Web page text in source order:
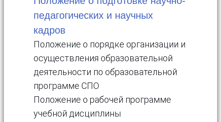
педагогических и научных
кадров
Положение о порядке организации и
осуществления образовательной
деятельности по образовательной
программе СПО
Положение о рабочей программе
учебной дисциплины